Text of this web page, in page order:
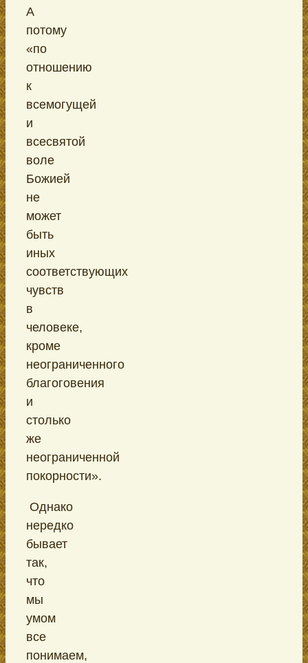
А
потому
«по
отношению
к
всемогущей
и
всесвятой
воле
Божией
не
может
быть
иных
соответствующих
чувств
в
человеке,
кроме
неограниченного
благоговения
и
столько
же
неограниченной
покорности».
Однако
нередко
бывает
так,
что
мы
умом
все
понимаем,